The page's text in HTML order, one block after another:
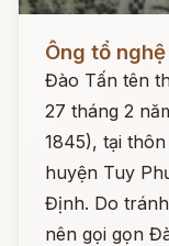
Đọc ngay
Ông tổ
Đào Tấn tên
27 tháng 2
1845), tại
huyện Tuy
Định. Do
nên gọi gọn